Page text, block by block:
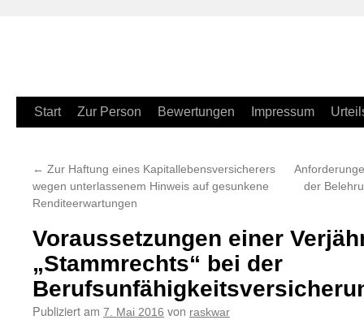
Zum
springen
Start Zur Person Bewertungen Impressum
← Zur Haftung eines Kapitallebensversicherers
wegen unterlassenem Hinweis auf gesunkene
Renditeerwartungen
der
Voraussetzungen einer
„Stammrechts“ bei der
Publiziert am 7. Mai 2016 von raskwar